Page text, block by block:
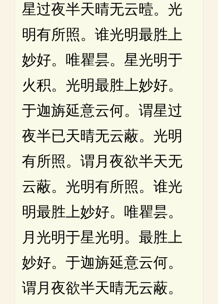
星过夜半天晴无云曀。光
明有所照。谁光明最胜上
妙好。唯瞿昙。星光明于
火积。光明最胜上妙好。
于迦旃延意云何。谓星过
夜半已天晴无云蔽。光明
有所照。谓月夜欲半天无
云蔽。光明有所照。谁光
明最胜上妙好。唯瞿昙。
月光明于星光明。最胜上
妙好。于迦旃延意云何。
谓月夜欲半天晴无云蔽。